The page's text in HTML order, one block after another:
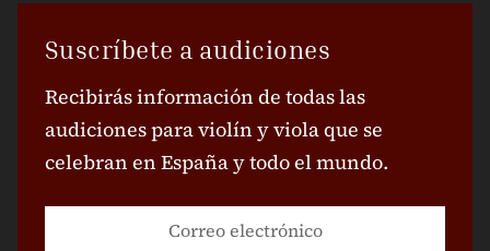
Suscríbete a audiciones
Recibirás información de todas las
audiciones para violín y viola que se
celebran en España y todo el mundo.